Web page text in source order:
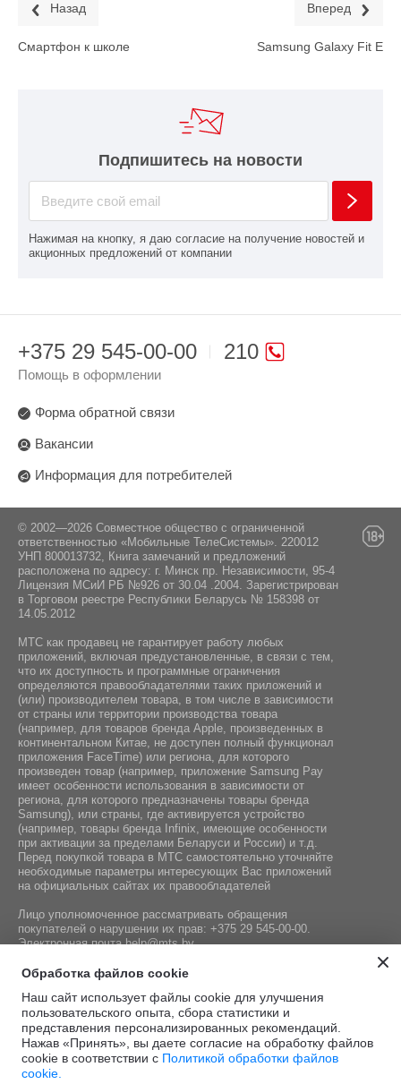
Назад
Смартфон к школе
Вперед
Samsung Galaxy Fit E
Подпишитесь на новости
Нажимая на кнопку, я даю согласие на получение новостей и
акционных предложений от компании
210
+375 29 545-00-00
Помощь в оформлении
Форма обратной связи
Вакансии
Информация для потребителей
© 2002—2026 Совместное общество с ограниченной
ответственностью «Мобильные ТелеСистемы». 220012
УНП 800013732, Книга замечаний и предложений
расположена по адресу: г. Минск пр. Независимости, 95-4
Лицензия МСиИ РБ №926 от 30.04 .2004. Зарегистрирован
в Торговом реестре Республики Беларусь № 158398 от
14.05.2012
МТС как продавец не гарантирует работу любых
приложений, включая предустановленные, в связи с тем,
что их доступность и программные ограничения
определяются правообладателями таких приложений и
(или) производителем товара, в том числе в зависимости
от страны или территории производства товара
(например, для товаров бренда Apple, произведенных в
континентальном Китае, не доступен полный функционал
приложения FaceTime) или региона, для которого
произведен товар (например, приложение Samsung Pay
имеет особенности использования в зависимости от
региона, для которого предназначены товары бренда
Samsung), или страны, где активируется устройство
(например, товары бренда Infiniх, имеющие особенности
при активации за пределами Беларуси и России) и т.д.
Перед покупкой товара в МТС самостоятельно уточняйте
необходимые параметры интересующих Вас приложений
на официальных сайтах их правообладателей
Лицо уполномоченное рассматривать обращения
покупателей о нарушении их прав: +375 29 545-00-00.
Электронная почтаhelp@mts.by
Номер телефона работников местных исполнительных и
регистрации СООО «Мобильные ТелеСистемы»,
уполномоченных рассматривать обращения покупателей:
+375 17 215-14-65
Обработка файлов cookie
Наш сайт использует файлы cookie для улучшения
пользовательского опыта, сбора статистики и
представления персонализированных рекомендаций.
Нажав «Принять», вы даете согласие на обработку файлов
cookie в соответствии с Политикой обработки файлов
cookie.